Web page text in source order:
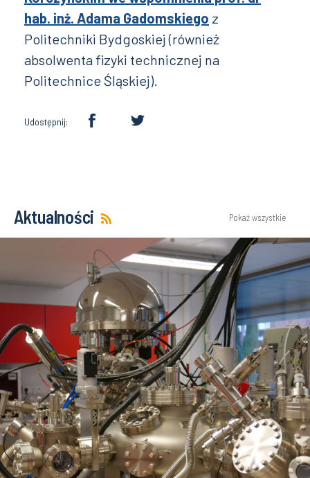
hab. inż. Adama Gadomskiego z
Politechniki Bydgoskiej (również
absolwenta fizyki technicznej na
Politechnice Śląskiej).
Udostępnij:
Aktualności Pokaż wszystkie